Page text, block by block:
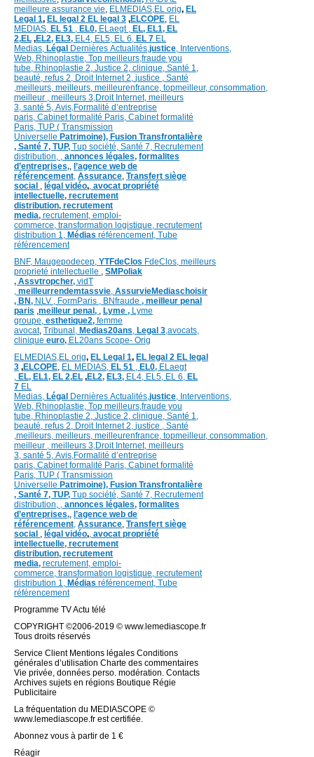
meilleure assurance vie, ELMEDIAS,EL orig, EL
Legal 1, EL legal 2 EL legal 3 ,ELCOPE, EL
MEDIAS, EL 51 , EL0, ELaegt , EL, EL1, EL
2,EL ,EL2, EL3, EL4, EL5, EL 6, EL 7 EL
Medias, Légal Dernières Actualités,justice, Interventions,
Web, Rhinoplastie, Top meilleurs,fraude you
tube, Rhinoplastie 2, Justice 2, clinique, Santé 1,
beauté, refus 2, Droit Internet 2, justice , Santé
,meilleurs, meilleurs, meilleurenfrance, topmeilleur, consommation,
meilleur , meilleurs 3,Droit Internet, meilleurs
3, santé 5, Avis,Formalité d’entreprise
paris, Cabinet formalité Paris, Cabinet formalité
Paris, TUP ( Transmission
Universelle Patrimoine), Fusion Transfrontalière
, Santé 7, TUP, Tup société, Santé 7, Recrutement
distribution, , annonces légales, formalites
d’entreprises,, l’agence web de
référencement, Assurance, Transfert siège
social , légal vidéo,, avocat propriété
intellectuelle, recrutement
distribution, recrutement
media, recrutement, emploi-
commerce, transformation logistique, recrutement
distribution 1, Médias référencement, Tube
référencement
BNF, Maugepodecep, YTFdeClos FdeClos, meilleurs
proprieté intellectuelle , SMPoliak
, Assvtropcher, vidT
, meilleurrendemtassvie, AssurvieMediaschoisir
, BN, NLV , FormParis , BNfraude , meilleur penal
paris ,meilleur penal, , Lyme , Lyme
groupe, esthetique2, femme
avocat, Tribunal, Medias20ans, Legal 3,avocats,
clinique euro, EL20ans Scope- Orig
ELMEDIAS,EL orig, EL Legal 1, EL legal 2 EL legal
3 ,ELCOPE, EL MEDIAS, EL 51 , EL0, ELaegt
, EL, EL1, EL 2,EL ,EL2, EL3, EL4, EL5, EL 6, EL
7 EL
Medias, Légal Dernières Actualités,justice, Interventions,
Web, Rhinoplastie, Top meilleurs,fraude you
tube, Rhinoplastie 2, Justice 2, clinique, Santé 1,
beauté, refus 2, Droit Internet 2, justice , Santé
,meilleurs, meilleurs, meilleurenfrance, topmeilleur, consommation,
meilleur , meilleurs 3,Droit Internet, meilleurs
3, santé 5, Avis,Formalité d’entreprise
paris, Cabinet formalité Paris, Cabinet formalité
Paris, TUP ( Transmission
Universelle Patrimoine), Fusion Transfrontalière
, Santé 7, TUP, Tup société, Santé 7, Recrutement
distribution, , annonces légales, formalites
d’entreprises,, l’agence web de
référencement, Assurance, Transfert siège
social , légal vidéo,, avocat propriété
intellectuelle, recrutement
distribution, recrutement
media, recrutement, emploi-
commerce, transformation logistique, recrutement
distribution 1, Médias référencement, Tube
référencement
Programme TV Actu télé
COPYRIGHT ©2006-2019 © www.lemediascope.fr
Tous droits réservés
Service Client Mentions légales Conditions
générales d’utilisation Charte des commentaires
Vie privée, données perso. modération. Contacts
Archives sujets en régions Boutique Régie
Publicitaire
La fréquentation du MEDIASCOPE ©
www.lemediascope.fr est certifiée.
Abonnez vous à partir de 1 €
Réagir